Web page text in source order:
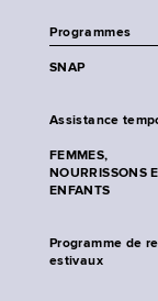
Programmes
SNAP
Assistance
FEMMES,
NOURRISSONS
ENFANTS
Programme de
estivaux